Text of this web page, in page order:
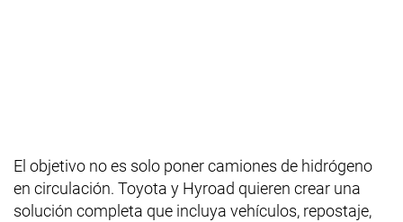
El objetivo no es solo poner camiones de hidrógeno
en circulación. Toyota y Hyroad quieren crear una
solución completa que incluya vehículos, repostaje,